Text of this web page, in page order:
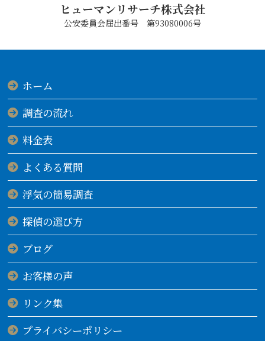
ヒューマンリサーチ株式会社
公安委員会届出番号 第93080006号
ホーム
調査の流れ
料金表
よくある質問
浮気の簡易調査
探偵の選び方
ブログ
お客様の声
リンク集
プライバシーポリシー